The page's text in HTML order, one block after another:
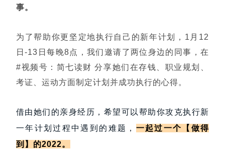
事。
为了帮助你更坚定地执行自己的新年计划， 1月12
日-13日每晚8点，我们邀请了两位身边的同事，在
#视频号：简七读财 分享她们在存钱、职业规划、
考证、运动方面制定计划并成功执行的心得。
借由她们的亲身经历，希望可以帮助你攻克执行新
一年计划过程中遇到的难题， 一起过一个【做得
到】的2022。